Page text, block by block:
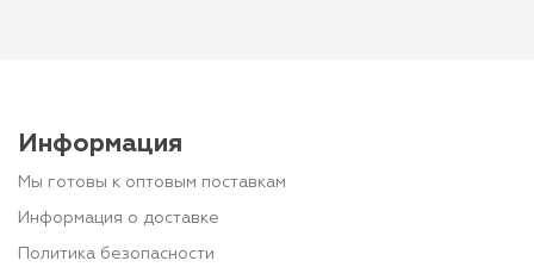
Информация
Мы готовы к оптовым поставкам
Информация о доставке
Политика безопасности